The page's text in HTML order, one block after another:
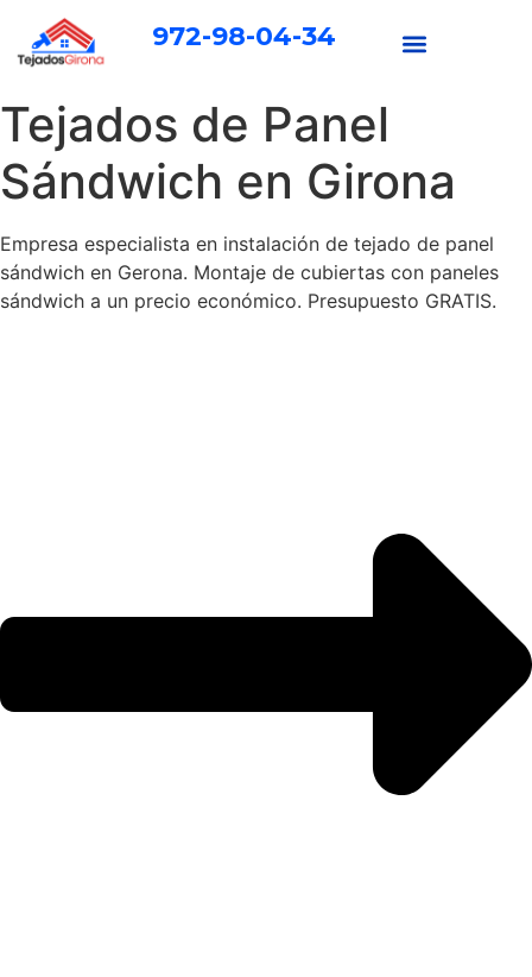
972-98-04-34
Tejados de Panel
Sándwich en Girona
Empresa especialista en instalación de tejado de panel
sándwich en Gerona. Montaje de cubiertas con paneles
sándwich a un precio económico. Presupuesto GRATIS.